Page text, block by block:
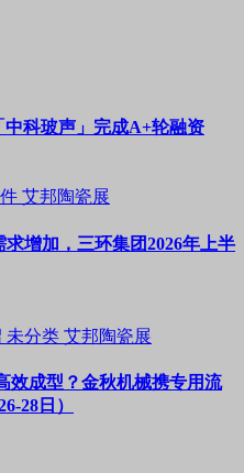
科玻声」完成A+轮融资
艾邦陶瓷展
增加，三环集团2026年上半
未分类 艾邦陶瓷展
效成型？金秋机械携专用流
28日）